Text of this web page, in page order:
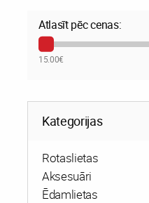
Atlasīt pēc cenas:
15.00€
Kategorijas
Rotaslietas
Aksesuāri
Ēdamlietas